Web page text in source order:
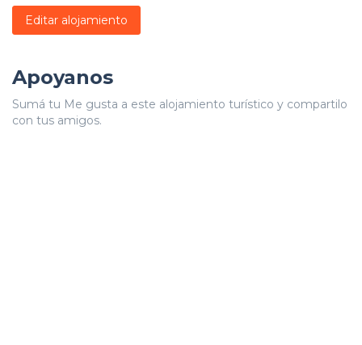
Editar alojamiento
Apoyanos
Sumá tu Me gusta a este alojamiento turístico y compartilo
con tus amigos.